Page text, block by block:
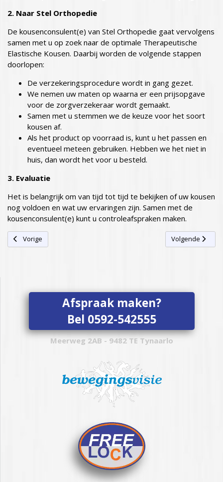
2. Naar Stel Orthopedie
De kousenconsulent(e) van Stel Orthopedie gaat vervolgens
samen met u op zoek naar de optimale Therapeutische
Elastische Kousen. Daarbij worden de volgende stappen
doorlopen:
De verzekeringsprocedure wordt in gang gezet.
We nemen uw maten op waarna er een prijsopgave
voor de zorgverzekeraar wordt gemaakt.
Samen met u stemmen we de keuze voor het soort
kousen af.
Als het product op voorraad is, kunt u het passen en
eventueel meteen gebruiken. Hebben we het niet in
huis, dan wordt het voor u besteld.
3. Evaluatie
Het is belangrijk om van tijd tot tijd te bekijken of uw kousen
nog voldoen en wat uw ervaringen zijn. Samen met de
kousenconsulent(e) kunt u controleafspraken maken.
Vorig artikel: Hulpmiddelen TEK
Vorige Volgende
Volgende
Afspraak maken?
Bel 0592-542555
Meerweg 2AB - 9482 TE Tynaarlo